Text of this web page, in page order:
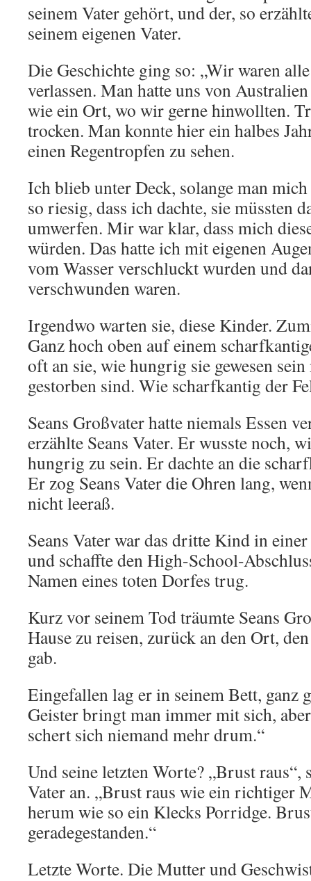
seinem Vater gehört, und der, so
seinem eigenen Vater.
Die Geschichte ging so: „Wir waren
verlassen. Man hatte uns von
wie ein Ort, wo wir gerne hinwollten.
trocken. Man konnte hier ein halbes
einen Regentropfen zu sehen.
Ich blieb unter Deck, solange man
so riesig, dass ich dachte, sie müssten
umwerfen. Mir war klar, dass mich
würden. Das hatte ich mit eigenen
vom Wasser verschluckt wurden und
verschwunden waren.
Irgendwo warten sie, diese Kinder.
Ganz hoch oben auf einem
oft an sie, wie hungrig sie gewesen sein
gestorben sind. Wie scharfkantig der
Seans Großvater hatte niemals Essen
erzählte Seans Vater. Er wusste noch,
hungrig zu sein. Er dachte an die
Er zog Seans Vater die Ohren lang,
nicht leeraß.
Seans Vater war das dritte Kind in
und schaffte den High-School-
Namen eines toten Dorfes trug.
Kurz vor seinem Tod träumte Seans
Hause zu reisen, zurück an den Ort,
gab.
Eingefallen lag er in seinem Bett, ganz
Geister bringt man immer mit sich,
schert sich niemand mehr drum.“
Und seine letzten Worte? „Brust raus“,
Vater an. „Brust raus wie ein richtiger
herum wie so ein Klecks Porridge.
geradegestanden.“
Letzte Worte. Die Mutter und